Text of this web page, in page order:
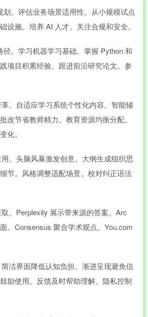
划。评估业务场景适用性。从小规模试点
设施。培养 AI 人才。关注合规和安全。
径。学习机器学习基础。掌握 Python 和
项目积累经验。跟进前沿研究论文。参
。自适应学习系统个性化内容。智能辅
改节省教师精力。教育资源均衡分配。
化。
。头脑风暴激发创意。大纲生成组织思
节。风格调整适配场景。校对纠正语法
。Perplexity 展示带来源的答案。Arc
。Consensus 聚合学术观点。You.com
洁界面降低认知负担。渐进呈现避免信
励使用。反馈及时帮助理解。隐私控制